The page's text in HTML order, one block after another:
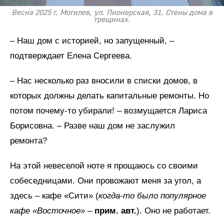
Весна 2025 г. Могилев, ул. Пионерская, 31. Стены дома в
трещинах.
– Наш дом с историей, но запущенный, –
подтверждает Елена Сергеева.
– Нас несколько раз вносили в списки домов, в
которых должны делать капитальные ремонты. Но
потом почему-то убирали! – возмущается Лариса
Борисовна. – Разве наш дом не заслужил
ремонта?
На этой невеселой ноте я прощаюсь со своими
собеседницами. Они провожают меня за угол, а
здесь – кафе «Сити» (когда-то было популярное
кафе «Восточное» – прим. авт.). Оно не работает.